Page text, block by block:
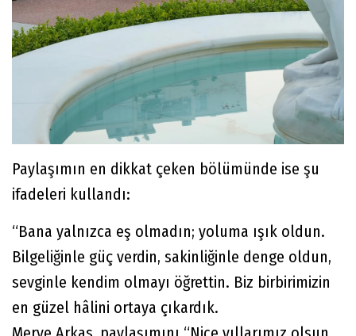
Paylaşımın en dikkat çeken bölümünde ise şu
ifadeleri kullandı:
“Bana yalnızca eş olmadın; yoluma ışık oldun.
Bilgeliğinle güç verdin, sakinliğinle denge oldun,
sevginle kendim olmayı öğrettin. Biz birbirimizin
en güzel hâlini ortaya çıkardık.